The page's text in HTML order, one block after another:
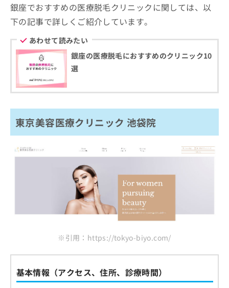
銀座でおすすめの医療脱毛クリニックに関しては、以
下の記事で詳しくご紹介しています。
あわせて読みたい
銀座の医療脱毛におすすめのクリニック10
選
東京美容医療クリニック 池袋院
※引用：https://tokyo-biyo.com/
基本情報（アクセス、住所、診療時間）